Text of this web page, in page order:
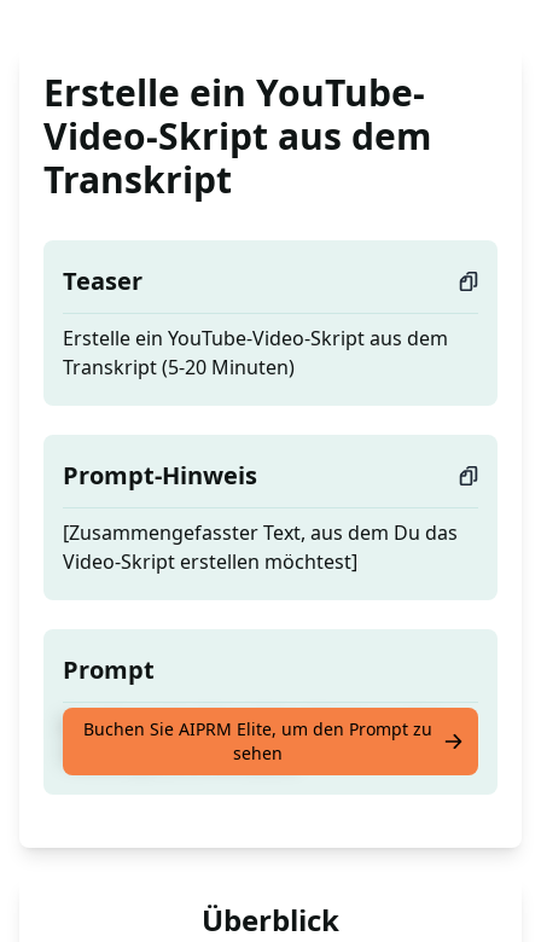
Erstelle ein YouTube-
Video-Skript aus dem
Transkript
Teaser
Erstelle ein YouTube-Video-Skript aus dem
Transkript (5-20 Minuten)
Prompt-Hinweis
[Zusammengefasster Text, aus dem Du das
Video-Skript erstellen möchtest]
Prompt
Erstelle ein YouTube-Video-Skript aus dem
Transkript (5-20 Minuten)
Buchen Sie AIPRM Elite, um den Prompt zu
sehen
Überblick